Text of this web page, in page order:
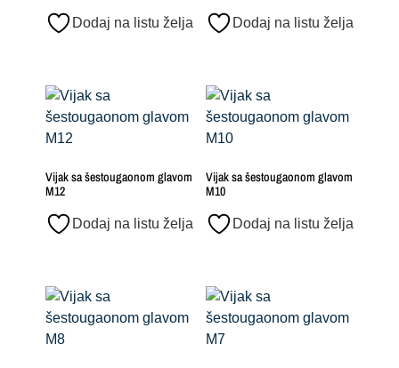
Dodaj na listu želja Dodaj na listu želja
Vijak sa šestougaonom glavom
M12
Dodaj na listu želja
Vijak sa šestougaonom glavom
M10
Dodaj na listu želja